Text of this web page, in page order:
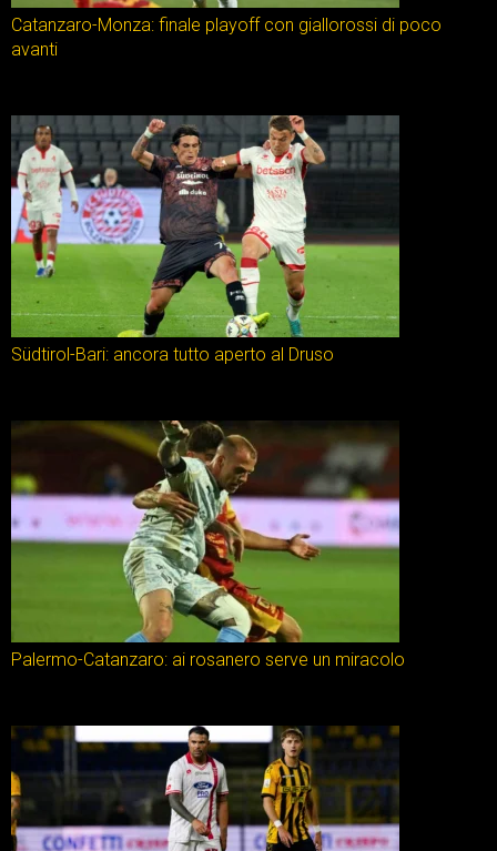
Catanzaro-Monza: finale playoff con giallorossi di poco
avanti
Südtirol-Bari: ancora tutto aperto al Druso
Palermo-Catanzaro: ai rosanero serve un miracolo